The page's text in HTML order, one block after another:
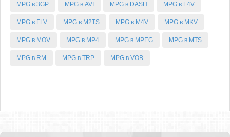
MPG в 3GP MPG в AVI MPG в DASH MPG в F4V
MPG в FLV MPG в M2TS MPG в M4V MPG в MKV
MPG в MOV MPG в MP4 MPG в MPEG MPG в MTS
MPG в RM MPG в TRP MPG в VOB